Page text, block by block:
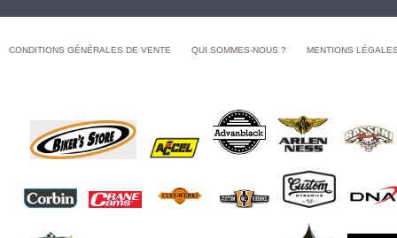
CONDITIONS GÉNÉRALES DE VENTE QUI SOMMES-NOUS ? MENTIONS